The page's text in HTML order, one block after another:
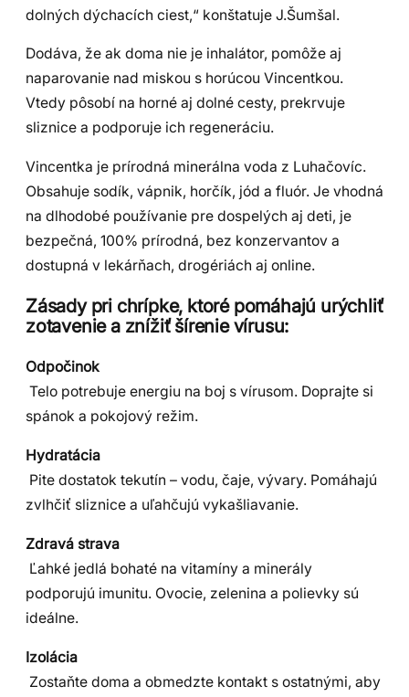
dolných dýchacích ciest,“ konštatuje J.Šumšal.
Dodáva, že ak doma nie je inhalátor, pomôže aj
naparovanie nad miskou s horúcou Vincentkou.
Vtedy pôsobí na horné aj dolné cesty, prekrvuje
sliznice a podporuje ich regeneráciu.
Vincentka je prírodná minerálna voda z Luhačovíc.
Obsahuje sodík, vápnik, horčík, jód a fluór. Je vhodná
na dlhodobé používanie pre dospelých aj deti, je
bezpečná, 100% prírodná, bez konzervantov a
dostupná v lekárňach, drogériách aj online.
Zásady pri chrípke, ktoré pomáhajú urýchliť
zotavenie a znížiť šírenie vírusu:
Odpočinok
Telo potrebuje energiu na boj s vírusom. Doprajte si
spánok a pokojový režim.
Hydratácia
Pite dostatok tekutín – vodu, čaje, vývary. Pomáhajú
zvlhčiť sliznice a uľahčujú vykašliavanie.
Zdravá strava
Ľahké jedlá bohaté na vitamíny a minerály
podporujú imunitu. Ovocie, zelenina a polievky sú
ideálne.
Izolácia
Zostaňte doma a obmedzte kontakt s ostatnými, aby